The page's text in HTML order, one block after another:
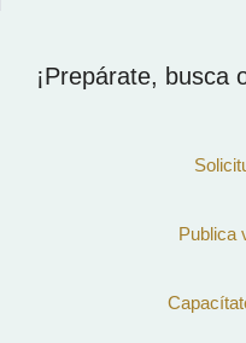
¡Prepárate, busca
Publica